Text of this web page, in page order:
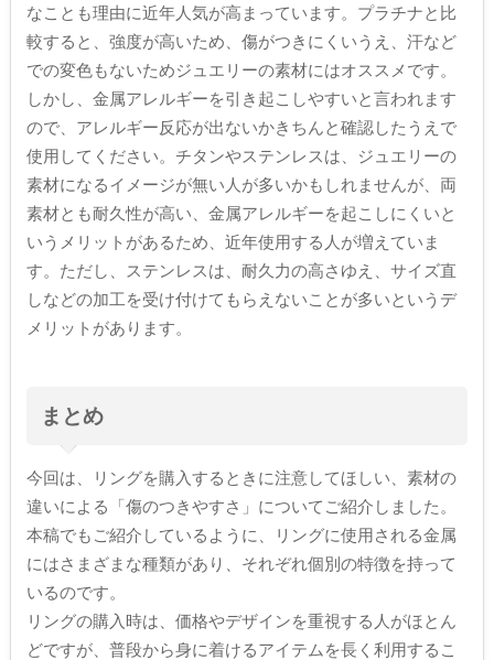
なことも理由に近年人気が高まっています。プラチナと比
較すると、強度が高いため、傷がつきにくいうえ、汗など
での変色もないためジュエリーの素材にはオススメです。
しかし、金属アレルギーを引き起こしやすいと言われます
ので、アレルギー反応が出ないかきちんと確認したうえで
使用してください。チタンやステンレスは、ジュエリーの
素材になるイメージが無い人が多いかもしれませんが、両
素材とも耐久性が高い、金属アレルギーを起こしにくいと
いうメリットがあるため、近年使用する人が増えていま
す。ただし、ステンレスは、耐久力の高さゆえ、サイズ直
しなどの加工を受け付けてもらえないことが多いというデ
メリットがあります。
まとめ
今回は、リングを購入するときに注意してほしい、素材の
違いによる「傷のつきやすさ」についてご紹介しました。
本稿でもご紹介しているように、リングに使用される金属
にはさまざまな種類があり、それぞれ個別の特徴を持って
いるのです。
リングの購入時は、価格やデザインを重視する人がほとん
どですが、普段から身に着けるアイテムを長く利用するこ